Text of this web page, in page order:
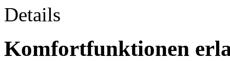
Details
Komfortfunktionen